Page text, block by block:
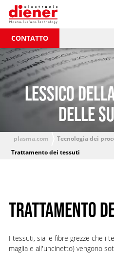
CONTATTO
LESSICO
DELLE
plasma.com Tecnologia dei
Trattamento dei tessuti
TRATTAMENTO
I tessuti, sia le fibre grezze che i
maglia e all'uncinetto) vengono